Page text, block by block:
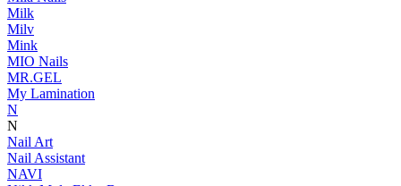
Milk
Milv
Mink
MIO Nails
MR.GEL
My Lamination
N
N
Nail Art
Nail Assistant
NAVI